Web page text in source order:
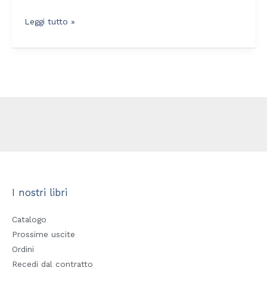
Leggi tutto »
I nostri libri
Catalogo
Prossime uscite
Ordini
Recedi dal contratto